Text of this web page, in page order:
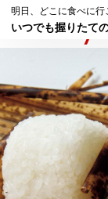
明日、どこに食べに行